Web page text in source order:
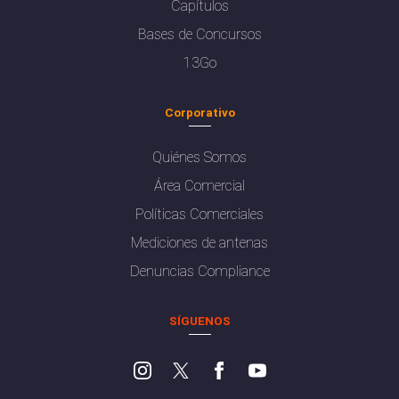
Capítulos
Bases de Concursos
13Go
Corporativo
Quiénes Somos
Área Comercial
Políticas Comerciales
Mediciones de antenas
Denuncias Compliance
SÍGUENOS